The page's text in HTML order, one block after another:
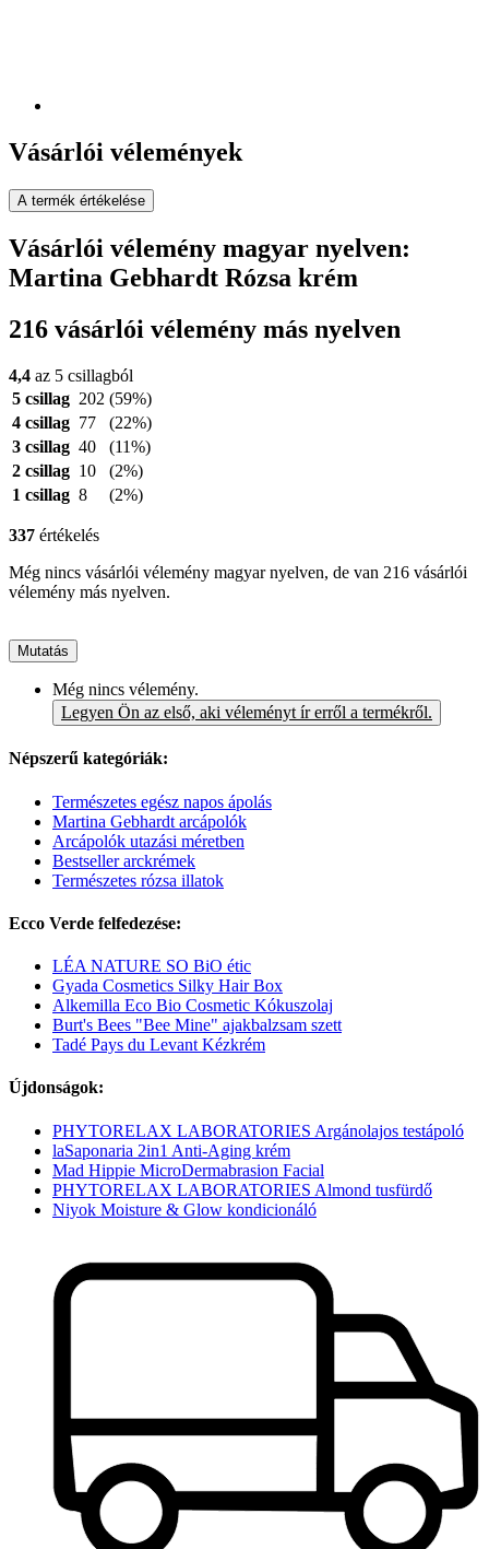
Vásárlói vélemények
A termék értékelése
Vásárlói vélemény magyar nyelven:
Martina Gebhardt Rózsa krém
216 vásárlói vélemény más nyelven
4,4 az 5 csillagból
5 csillag 202 (59%)
4 csillag 77
(22%)
3 csillag 40
(11%)
2 csillag 10
(2%)
1 csillag 8 (2%)
337 értékelés
Még nincs vásárlói vélemény magyar nyelven, de van 216 vásárlói
vélemény más nyelven.
Mutatás
Még nincs vélemény.
Legyen Ön az első, aki véleményt ír erről a termékről.
Népszerű kategóriák:
Természetes egész napos ápolás
Martina Gebhardt arcápolók
Arcápolók utazási méretben
Bestseller arckrémek
Természetes rózsa illatok
Ecco Verde felfedezése:
LÉA NATURE SO BiO étic
Gyada Cosmetics Silky Hair Box
Alkemilla Eco Bio Cosmetic Kókuszolaj
Burt's Bees "Bee Mine" ajakbalzsam szett
Tadé Pays du Levant Kézkrém
Újdonságok:
PHYTORELAX LABORATORIES Argánolajos testápoló
laSaponaria 2in1 Anti-Aging krém
Mad Hippie MicroDermabrasion Facial
PHYTORELAX LABORATORIES Almond tusfürdő
Niyok Moisture & Glow kondicionáló